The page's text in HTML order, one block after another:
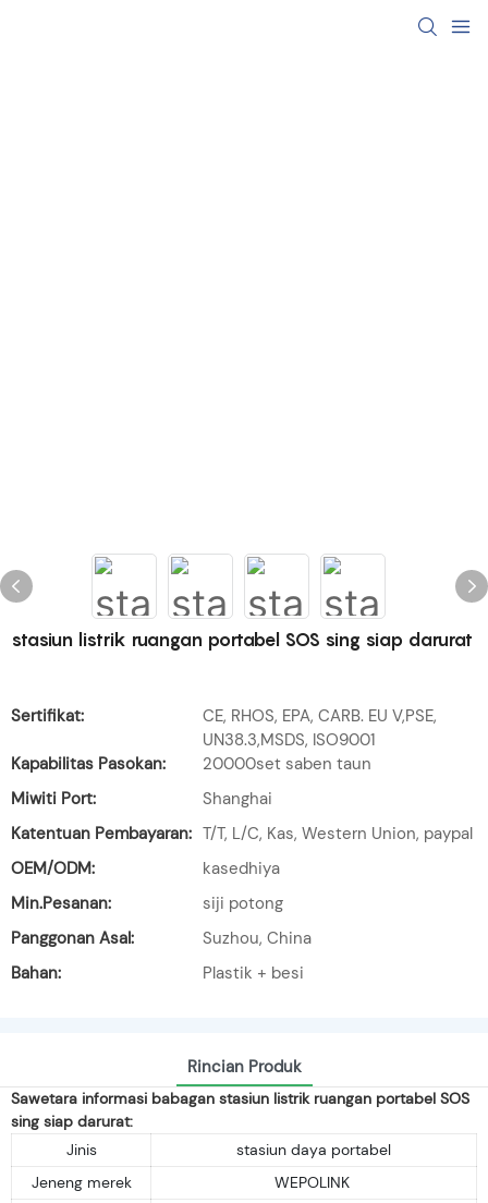
stasiun listrik ruangan portabel SOS sing siap darurat
Sertifikat:
CE, RHOS, EPA, CARB. EU V,PSE,
UN38.3,MSDS, ISO9001
Kapabilitas Pasokan:
20000set saben taun
Miwiti Port:
Shanghai
Katentuan Pembayaran: T/T, L/C, Kas, Western Union, paypal
OEM/ODM:
kasedhiya
Min.Pesanan:
siji potong
Panggonan Asal:
Suzhou, China
Bahan:
Plastik + besi
Rincian Produk
Sawetara informasi babagan stasiun listrik ruangan portabel SOS
sing siap darurat:
Jinis
stasiun daya portabel
Jeneng merek
WEPOLINK